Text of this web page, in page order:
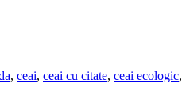
, ceai, ceai cu citate, ceai ecologic,